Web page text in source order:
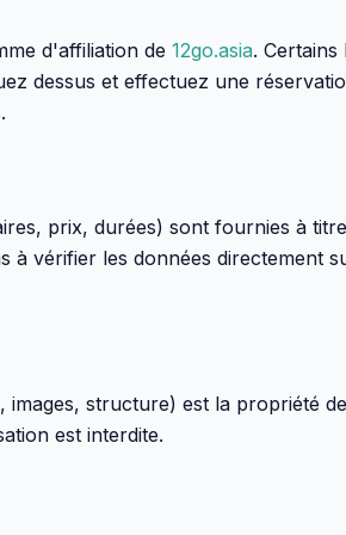
d'affiliation de 12go.asia.
dessus et effectuez une
prix, durées) sont fournies à
à vérifier les données directement
images, structure) est la propriété
est interdite.